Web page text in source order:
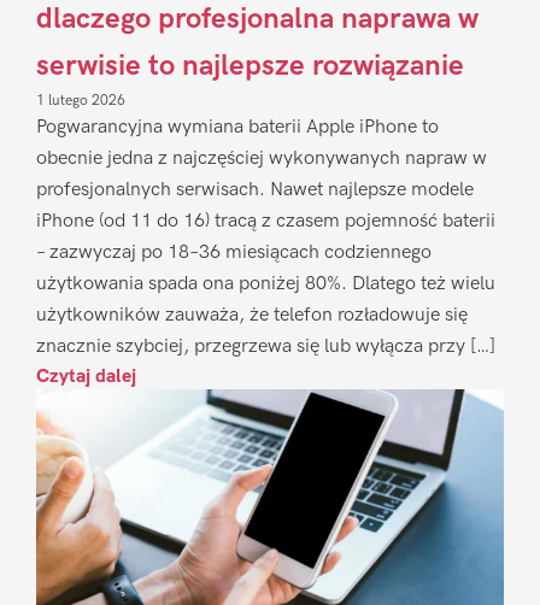
dlaczego profesjonalna naprawa w
serwisie to najlepsze rozwiązanie
1 lutego 2026
Pogwarancyjna wymiana baterii Apple iPhone to
obecnie jedna z najczęściej wykonywanych napraw w
profesjonalnych serwisach. Nawet najlepsze modele
iPhone (od 11 do 16) tracą z czasem pojemność baterii
– zazwyczaj po 18–36 miesiącach codziennego
użytkowania spada ona poniżej 80%. Dlatego też wielu
użytkowników zauważa, że telefon rozładowuje się
znacznie szybciej, przegrzewa się lub wyłącza przy […]
Czytaj dalej